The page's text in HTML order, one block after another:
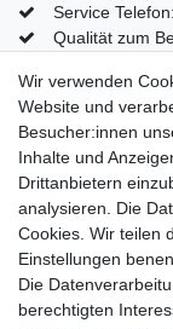
Service
Qualität zum
Mein Konto
Konto
Login
Kontaktformular
Impressum
Wir verwenden
Website und
Besucher:innen
Inhalte und
Drittanbietern
analysieren. Die
Cookies. Wir teilen
Einstellungen
Die
berechtigten